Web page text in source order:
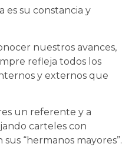
es su constancia y
nuestros avances,
refleja todos los
y externos que
un referente y a
carteles con
“hermanos mayores”.